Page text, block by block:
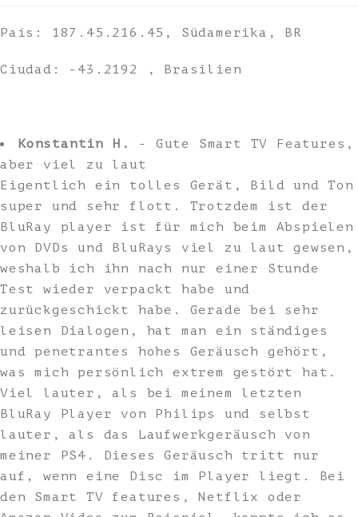
País: 187.45.216.45, Südamerika, BR
Ciudad: -43.2192 , Brasilien
Konstantin H.
- Gute Smart TV Features,
aber viel zu laut
Eigentlich ein tolles Gerät, Bild und Ton
super und sehr flott. Trotzdem ist der
BluRay player ist für mich beim Abspielen
von DVDs und BluRays viel zu laut gewsen,
weshalb ich ihn nach nur einer Stunde
Test wieder verpackt habe und
zurückgeschickt habe. Gerade bei sehr
leisen Dialogen, hat man ein ständiges
und penetrantes hohes Geräusch gehört,
was mich persönlich extrem gestört hat.
Viel lauter, als bei meinem letzten
BluRay Player von Philips und selbst
lauter, als das Laufwerkgeräusch von
meiner PS4. Dieses Geräusch tritt nur
auf, wenn eine Disc im Player liegt. Bei
den Smart TV features, Netflix oder